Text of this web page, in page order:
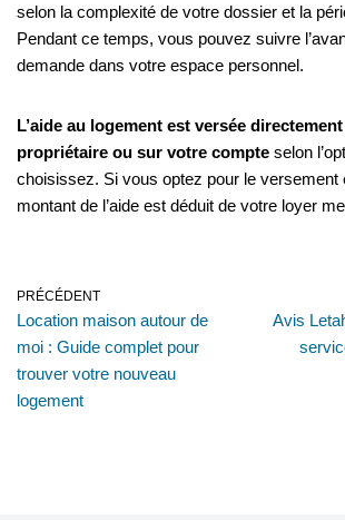
selon la complexité de votre dossier et la
Pendant ce temps, vous pouvez suivre
demande dans votre espace personnel.
L’aide au logement est versée
propriétaire ou sur votre compte selon
choisissez. Si vous optez pour le versement
montant de l’aide est déduit de votre loyer
PRÉCÉDENT
Location maison autour de
moi : Guide complet pour
trouver votre nouveau
logement
Avis